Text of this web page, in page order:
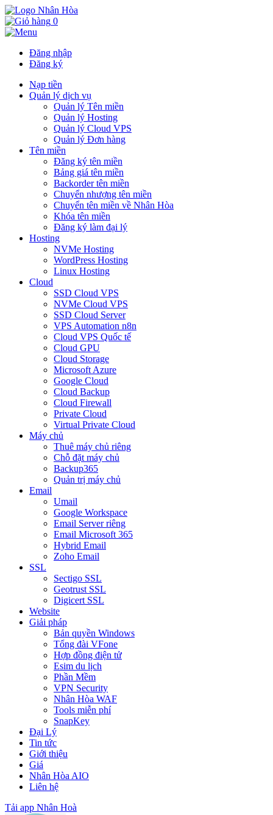
0
Đăng nhập
Đăng ký
Nạp tiền
Quản lý dịch vụ
Quản lý Tên miền
Quản lý Hosting
Quản lý Cloud VPS
Quản lý Đơn hàng
Tên miền
Đăng ký tên miền
Bảng giá tên miền
Backorder tên miền
Chuyển nhượng tên miền
Chuyển tên miền về Nhân Hòa
Khóa tên miền
Đăng ký làm đại lý
Hosting
NVMe Hosting
WordPress Hosting
Linux Hosting
Cloud
SSD Cloud VPS
NVMe Cloud VPS
SSD Cloud Server
VPS Automation n8n
Cloud VPS Quốc tế
Cloud GPU
Cloud Storage
Microsoft Azure
Google Cloud
Cloud Backup
Cloud Firewall
Private Cloud
Virtual Private Cloud
Máy chủ
Thuê máy chủ riêng
Chỗ đặt máy chủ
Backup365
Quản trị máy chủ
Email
Umail
Google Workspace
Email Server riêng
Email Microsoft 365
Hybrid Email
Zoho Email
SSL
Sectigo SSL
Geotrust SSL
Digicert SSL
Website
Giải pháp
Bản quyền Windows
Tổng đài VFone
Hợp đồng điện tử
Esim du lịch
Phần Mềm
VPN Security
Nhân Hòa WAF
Tools miễn phí
SnapKey
Đại Lý
Tin tức
Giới thiệu
Giá
Nhân Hòa AIO
Liên hệ
Tải app Nhân Hoà